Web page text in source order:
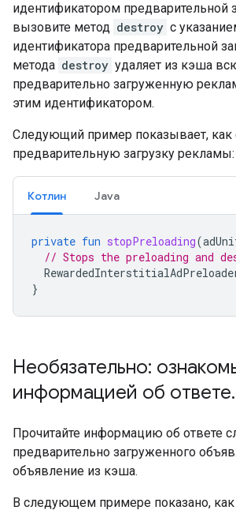
идентификатором предварительной
вызовите метод destroy с
идентификатора предварительной
метода destroy удаляет из кэша
предварительно загруженную
этим идентификатором.
Следующий пример показывает, как
предварительную загрузку рекламы:
Котлин Java
private fun stopPreloading(
// Stops the preloading and
}
Необязательно:
информацией об ответе.
Прочитайте информацию об ответе
предварительно загруженного
объявление из кэша.
В следующем примере показано, как